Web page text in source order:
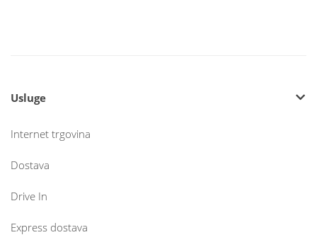
Usluge
Internet trgovina
Dostava
Drive In
Express dostava